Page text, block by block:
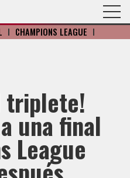
I CHAMPIONS LEAGUE I
triplete!
una final
League